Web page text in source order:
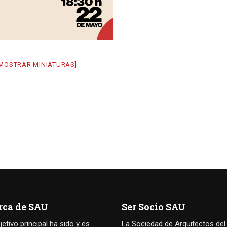
MINIATURAS]
de SAU
principal ha sido y es
Ser Socio SAU
La Sociedad de Arquitectos del